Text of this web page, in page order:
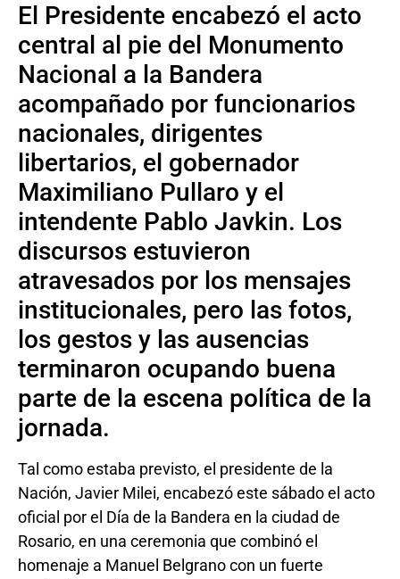
El Presidente encabezó el acto
central al pie del Monumento
Nacional a la Bandera
acompañado por funcionarios
nacionales, dirigentes
libertarios, el gobernador
Maximiliano Pullaro y el
intendente Pablo Javkin. Los
discursos estuvieron
atravesados por los mensajes
institucionales, pero las fotos,
los gestos y las ausencias
terminaron ocupando buena
parte de la escena política de la
jornada.
Tal como estaba previsto, el presidente de la
Nación, Javier Milei, encabezó este sábado el acto
oficial por el Día de la Bandera en la ciudad de
Rosario, en una ceremonia que combinó el
homenaje a Manuel Belgrano con un fuerte